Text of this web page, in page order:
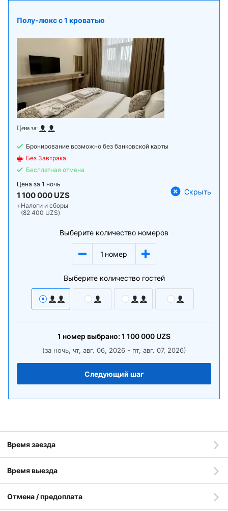
Полу-люкс с 1 кроватью
Бронирование возможно без банковской карты
Без Завтрака
Бесплатная отмена
Цена за 1 ночь
1 100 000 UZS
+Налоги и сборы
(82 400 UZS)
Скрыть
Выберите количество номеров
1 номер
Выберите количество гостей
1 номер выбрано: 1 100 000 UZS
(за ночь, чт, авг. 06, 2026 - пт, авг. 07, 2026)
Следующий шаг
Время заезда
Время выезда
Отмена / предоплата